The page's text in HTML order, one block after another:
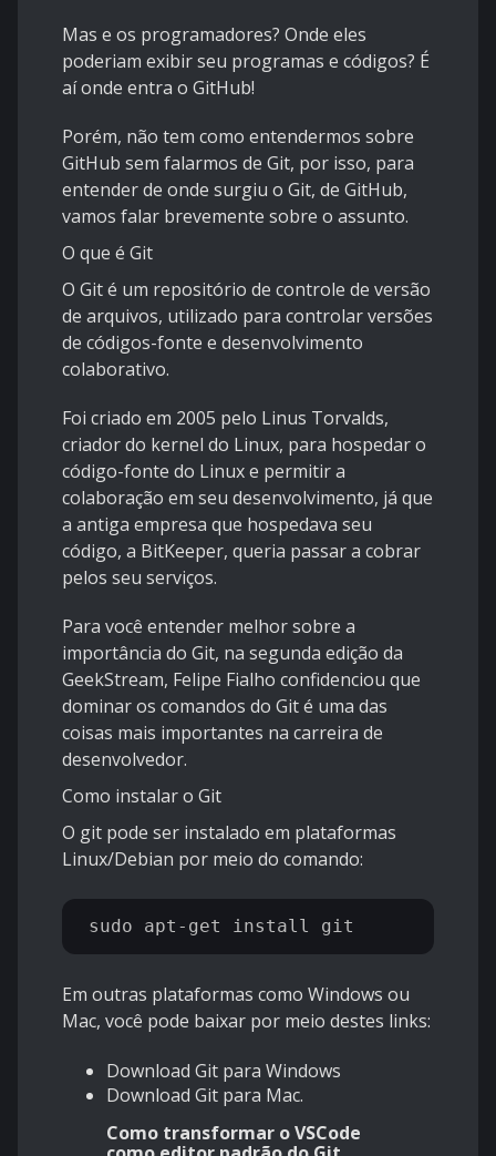
Mas e os programadores? Onde eles
poderiam exibir seu programas e códigos? É
aí onde entra o GitHub!
Porém, não tem como entendermos sobre
GitHub sem falarmos de Git, por isso, para
entender de onde surgiu o Git, de GitHub,
vamos falar brevemente sobre o assunto.
O que é Git
O Git é um repositório de controle de versão
de arquivos, utilizado para controlar versões
de códigos-fonte e desenvolvimento
colaborativo.
Foi criado em 2005 pelo Linus Torvalds,
criador do kernel do Linux, para hospedar o
código-fonte do Linux e permitir a
colaboração em seu desenvolvimento, já que
a antiga empresa que hospedava seu
código, a BitKeeper, queria passar a cobrar
pelos seu serviços.
Para você entender melhor sobre a
importância do Git, na segunda edição da
GeekStream, Felipe Fialho confidenciou que
dominar os comandos do Gité uma das
coisas mais importantes na carreira de
desenvolvedor.
Como instalar o Git
O git pode ser instalado em plataformas
Linux/Debian por meio do comando:
Em outras plataformas como Windows ou
Mac, você pode baixar por meio destes links:
Download Git para Windows
Download Git para Mac.
Como transformar oVSCode